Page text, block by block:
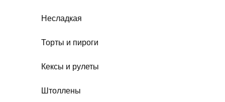
Несладкая
Торты и пироги
Кексы и рулеты
Штоллены